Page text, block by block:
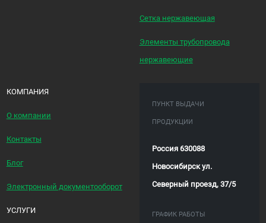
Сетка нержавеющая
Элементы трубопровода
нержавеющие
КОМПАНИЯ
О компании
Контакты
Блог
Электронный документооборот
УСЛУГИ
ПУНКТ ВЫДАЧИ
ПРОДУКЦИИ
Россия 630088
Новосибирск ул.
Северный проезд, 37/5
ГРАФИК РАБОТЫ